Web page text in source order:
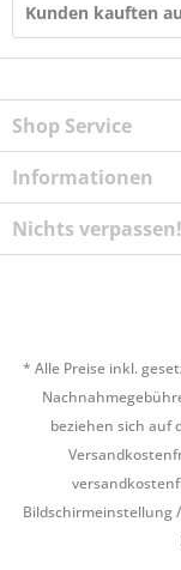
Kunden kauften
Shop Service
Informationen
Nichts verpassen!
* Alle Preise inkl.
beziehen sich auf
Bildschirmeinstellung